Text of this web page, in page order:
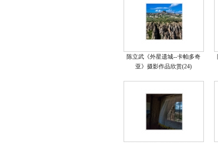
陈立武《外星遗城--卡帕多奇
亚》摄影作品欣赏(24)